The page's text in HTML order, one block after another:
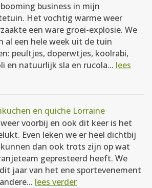
business in mijn
Het vochtig warme weer
een ware groei-explosie. We
al een hele week uit de tuin
peultjes, doperwtjes, koolrabi,
en natuurlijk sla en rucola... lees
en quiche Lorraine
voorbij en ook dit keer is het
Even leken we er heel dichtbij
dan ook trots zijn op wat
gepresteerd heeft. We
jaar van het ene sportevenement
lees verder